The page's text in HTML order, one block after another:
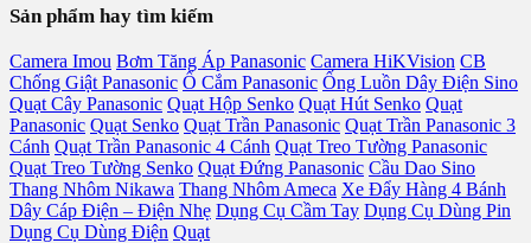
Sản phẩm hay tìm kiếm
Camera Imou Bơm Tăng Áp Panasonic Camera HiKVision CB
Chống Giật Panasonic Ổ Cắm Panasonic Ống Luồn Dây Điện Sino
Quạt Cây Panasonic Quạt Hộp Senko Quạt Hút Senko Quạt
Panasonic Quạt Senko Quạt Trần Panasonic Quạt Trần Panasonic 3
Cánh Quạt Trần Panasonic 4 Cánh Quạt Treo Tường Panasonic
Quạt Treo Tường Senko Quạt Đứng Panasonic Cầu Dao Sino
Thang Nhôm Nikawa Thang Nhôm Ameca Xe Đẩy Hàng 4 Bánh
Dây Cáp Điện – Điện Nhẹ Dụng Cụ Cầm Tay Dụng Cụ Dùng Pin
Dụng Cụ Dùng Điện Quạt